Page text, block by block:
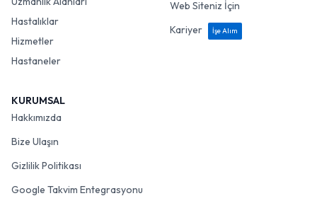
Hastalıklar
Hizmetler
Hastaneler
Web Siteniz İçin
Kariyer
İşe Alım
KURUMSAL
Hakkımızda
Bize Ulaşın
Gizlilik Politikası
Google Takvim Entegrasyonu